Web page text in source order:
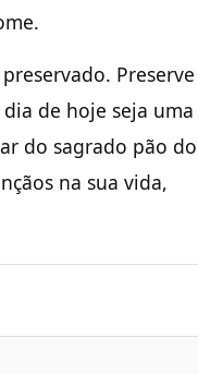
Preserve
de hoje seja uma
do sagrado pão do
na sua vida,